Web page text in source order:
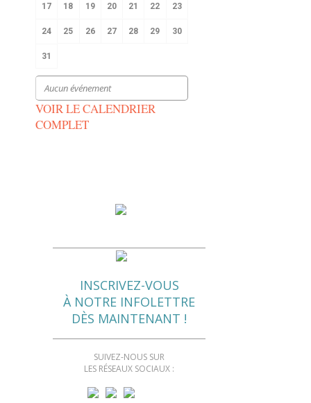
17 18 19 20 21 22 23
24 25 26 27 28 29 30
31
Aucun événement
VOIR LE CALENDRIER
COMPLET
INSCRIVEZ-VOUS
À NOTRE INFOLETTRE
DÈS MAINTENANT !
SUIVEZ-NOUS SUR
LES RÉSEAUX SOCIAUX :